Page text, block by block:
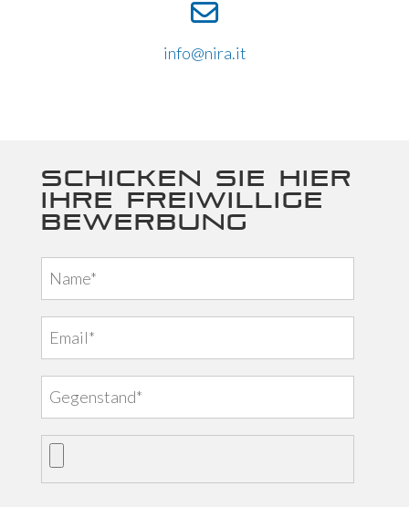
info@nira.it
Schicken Sie hier
Ihre freiwillige
Bewerbung